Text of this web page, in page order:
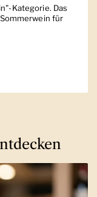
Kategorie. Das
für
Folie